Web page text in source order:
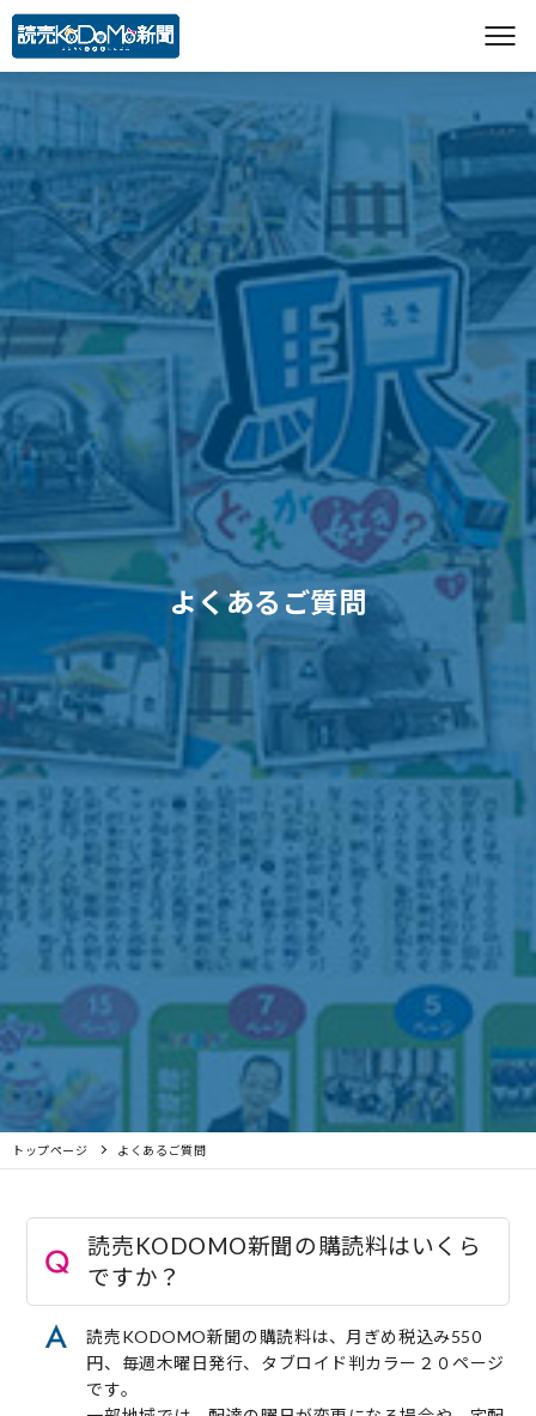
よくあるご質問
トップページ よくあるご質問
読売KODOMO新聞の購読料はいくら
ですか？
読売KODOMO新聞の購読料は、月ぎめ税込み550
円、毎週木曜日発行、タブロイド判カラー２０ページ
です。